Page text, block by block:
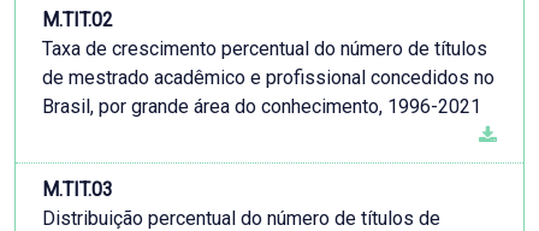
M.TIT.02
Taxa de crescimento percentual do número de títulos
de mestrado acadêmico e profissional concedidos no
Brasil, por grande área do conhecimento, 1996-2021
M.TIT.03
Distribuição percentual do número de títulos de